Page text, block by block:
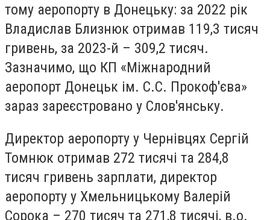
тому аеропорту в Донецьку: за 2022 рік
Владислав Близнюк отримав 119,3 тисяч
гривень, за 2023-й – 309,2 тисяч.
Зазначимо, що КП «Міжнародний
аеропорт Донецьк ім. С.С. Прокоф'єва»
зараз зареєстровано у Слов'янську.
Директор аеропорту у Чернівцях Сергій
Томнюк отримав 272 тисячі та 284,8
тисяч гривень зарплати, директор
аеропорту у Хмельницькому Валерій
Сорока – 270 тисяч та 271,8 тисячі, в.о.